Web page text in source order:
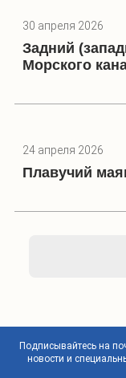
30 апреля 2026
Задний
Морского
24 апреля 2026
Плавучий
Подписывайтесь на
новости и